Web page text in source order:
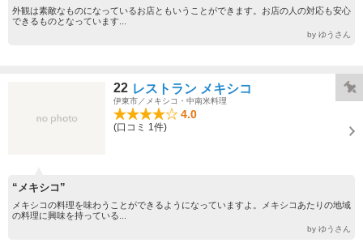
外観は素敵なものになっているお店ともいうことができます。お店の人の対応も安心
できるものとなっています...
by ゆうさん
22 レストラン メキシコ
伊東市／メキシコ・中南米料理
4.0
(口コミ 1件)
“メキシコ”
メキシコの料理を味わうことができるようになっていますよ。メキシコあたりの地域
の料理に興味を持っている...
by ゆうさん